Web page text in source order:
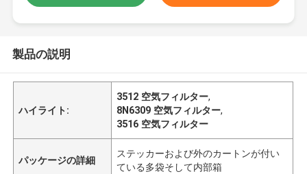
製品の説明
ハイライト:
3512 空気フィルター,
8N6309 空気フィルター,
3516 空気フィルター
パッケージの詳細
ステッカーおよび外のカートンが付い
ている多袋そして内部箱